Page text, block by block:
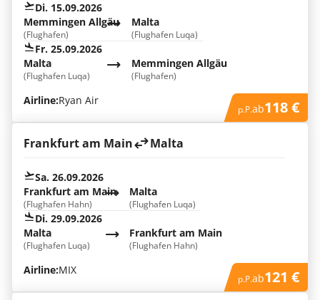
Di. 15.09.2026
Memmingen Allgäu
(Flughafen)
Malta
(Flughafen Luqa)
Fr. 25.09.2026
Memmingen Allgäu
(Flughafen)
Malta
(Flughafen Luqa)
Airline:Ryan Air
p.P.ab118 €
Frankfurt am Main Malta
Sa. 26.09.2026
Frankfurt am Main
(Flughafen Hahn)
Malta
(Flughafen Luqa)
Di. 29.09.2026
Frankfurt am Main
(Flughafen Hahn)
Malta
(Flughafen Luqa)
Airline:MIX
p.P.ab121 €